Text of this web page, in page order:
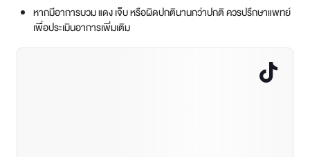
หากมีอาการบวม แดง เจ็บ หรือผิดปกตินานกว่าปกติ ควรปรึกษาแพทย์
เพื่อประเมินอาการเพิ่มเติม